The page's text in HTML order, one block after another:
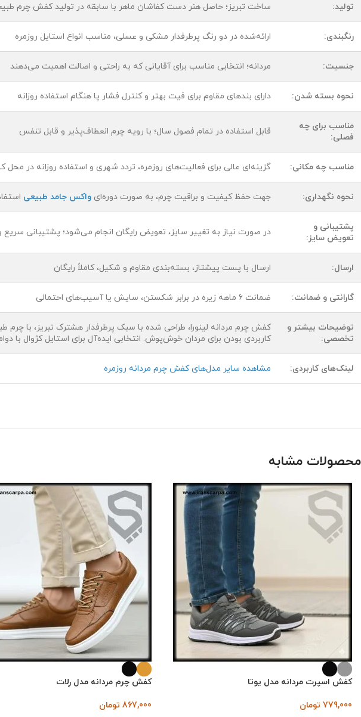
تولید: ساخت تبریز؛ حاصل هنر دست کفاشان ماهر با سابقه در تولید کفش چرم
رنگبندی: ارائه‌شده در دو رنگ پرطرفدار مشکی و عسلی، مناسب انواع استایل روزمره
جنسیت: مردانه؛ انتخابی مناسب برای آقایانی که به راحتی و اصالت اهمیت می‌دهند
نحوه بسته شدن: دارای بندهای مقاوم برای فیت بهتر و کنترل فشار پا هنگام استفاده روزانه
مناسب برای چه
فصلی:
قابل استفاده در تمام فصول سال؛ با رویه چرم انعطاف‌پذیر و قابل تنفس
مناسب چه مکانی: گزینه‌ای عالی برای فعالیت‌های روزمره، تردد شهری و استفاده روزانه در محل
نحوه نگهداری: جهت حفظ کیفیت و براقیت چرم، به صورت دوره‌ای واکس جامد طبیعی
پشتیبانی و
تعویض سایز:
در صورت نیاز به تغییر سایز، تعویض رایگان انجام می‌شود؛ پشتیبانی سریع
ارسال: ارسال با پست پیشتاز، بسته‌بندی مقاوم و شکیل، کاملاً رایگان
گارانتی و ضمانت: ضمانت ۶ ماهه زیره در برابر شکستن، سایش یا آسیب‌های احتمالی
توضیحات بیشتر و
تخصصی:
کفش چرم مردانه لینورا، طراحی شده با سبک پرطرفدار هشترک تبریز، با
کاربردی بودن برای مردان خوش‌پوش. انتخابی ایده‌آل برای استایل کژوال با دوام
لینک‌های کاربردی: مشاهده سایر مدل‌های کفش چرم مردانه روزمره
محصولات مشابه
کفش اسپرت مردانه مدل یوتا
779,000 تومان
کفش چرم مردانه مدل رلات
867,000 تومان